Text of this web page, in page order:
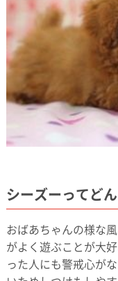
シーズーってど
おばあちゃんの様な
がよく遊ぶことが大
った人にも警戒心が